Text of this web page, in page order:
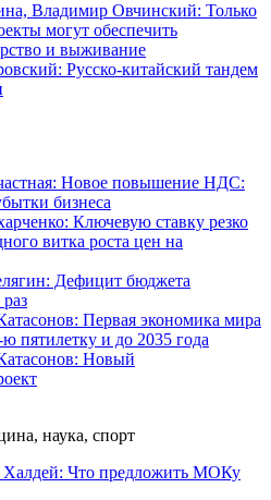
Владимир Овчинский: Только
могут обеспечить
и выживание
Русско-китайский тандем
Новое повышение НДС:
бизнеса
Ключевую ставку резко
витка роста цен на
Дефицит бюджета
Первая экономика мира
ю пятилетку и до 2035 года
Новый
наука, спорт
Халдей: Что предложить МОКу